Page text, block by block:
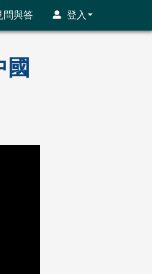
問與答 登入